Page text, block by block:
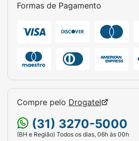
Formas de Pagamento
Compre pelo Drogatel
(31) 3270-5000
(BH e Região) Todos os dias, 06h às 00h